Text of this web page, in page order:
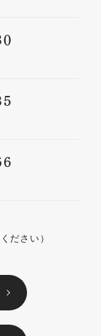
ださい）